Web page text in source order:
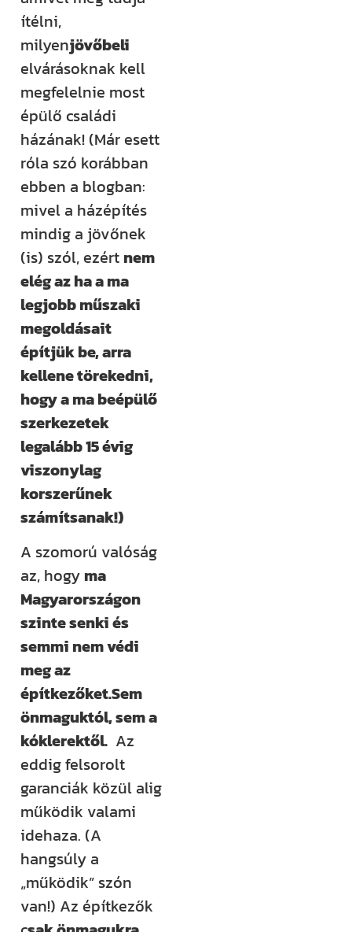
ítélni,
milyenjövőbeli
elvárásoknak kell
megfelelnie most
épülő családi
házának! (Már esett
róla szó korábban
ebben a blogban:
mivel a házépítés
mindig a jövőnek
(is) szól, ezért nem
elég az ha a ma
legjobb műszaki
megoldásait
építjük be, arra
kellene törekedni,
hogy a ma beépülő
szerkezetek
legalább 15 évig
viszonylag
korszerűnek
számítsanak!)
A szomorú valóság
az, hogy ma
Magyarországon
szinte senki és
semmi nem védi
meg az
építkezőket.Sem
önmaguktól, sem a
kóklerektől. Az
eddig felsorolt
garanciák közül alig
működik valami
idehaza. (A
hangsúly a
„működik” szón
van!) Az építkezők